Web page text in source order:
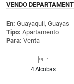
VENDO
En: Guayaquil, Guayas
Tipo: Apartamento
Para: Venta
4 Alcobas